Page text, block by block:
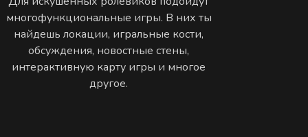
многофункциональные игры. В них ты
найдешь локации, игральные кости,
обсуждения, новостные стены,
интерактивную карту игры и многое
другое.